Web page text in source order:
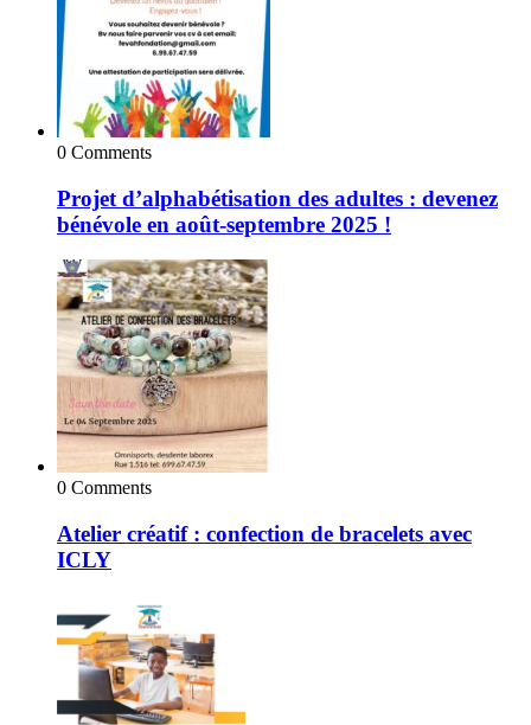
0 Comments
Projet d’alphabétisation des adultes : devenez
bénévole en août-septembre 2025 !
0 Comments
Atelier créatif : confection de bracelets avec
ICLY